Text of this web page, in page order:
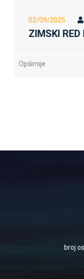
02/09/2025
ZIMSKI RED
Opširnije
broj